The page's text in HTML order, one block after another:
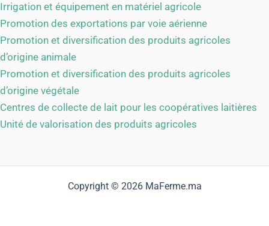
Irrigation et équipement en matériel agricole
Promotion des exportations par voie aérienne
Promotion et diversification des produits agricoles
d’origine animale
Promotion et diversification des produits agricoles
d’origine végétale
Centres de collecte de lait pour les coopératives laitières
Unité de valorisation des produits agricoles
Copyright © 2026 MaFerme.ma